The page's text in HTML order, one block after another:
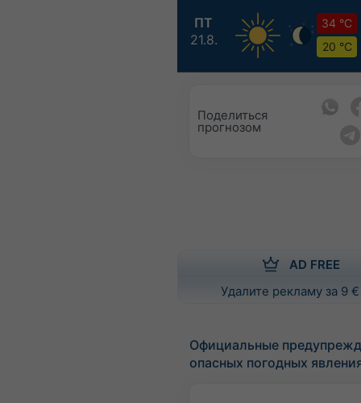
ПТ
21.8.
34 °C
20 °C
Поделиться
прогнозом
AD FREE
Удалите рекламу за 9 €
Официальные
опасных погодных